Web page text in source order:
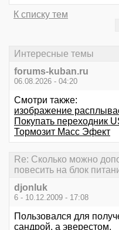
К списку тем
Интересные темы
forums-kuban.ru
06.08.2026 - 04:20
Смотри также:
изображение
Покупать переходник
Тормозит Масс Эфект
Re: Сколько можно
повесить на блок
djonluk
6 - 10.12.2009 - 17:08
Пользовался для
сандрой, а эверестом.